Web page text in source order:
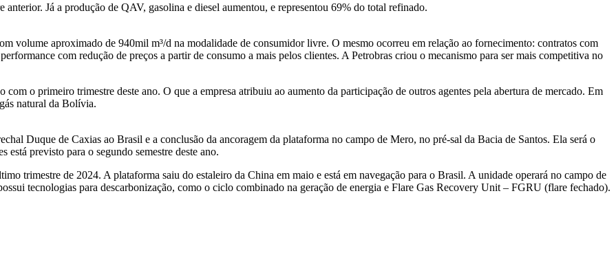
Já a produção de QAV, gasolina e diesel aumentou, e representou 69% do total refinado.
volume aproximado de 940mil m³/d na modalidade de consumidor livre. O mesmo ocorreu em relação ao fornecimento: contratos com
com redução de preços a partir de consumo a mais pelos clientes. A Petrobras criou o mecanismo para ser mais competitiva no
o primeiro trimestre deste ano. O que a empresa atribuiu ao aumento da participação de outros agentes pela abertura de mercado. Em
natural da Bolívia.
Duque de Caxias ao Brasil e a conclusão da ancoragem da plataforma no campo de Mero, no pré-sal da Bacia de Santos. Ela será o
previsto para o segundo semestre deste ano.
trimestre de 2024. A plataforma saiu do estaleiro da China em maio e está em navegação para o Brasil. A unidade operará no campo de
tecnologias para descarbonização, como o ciclo combinado na geração de energia e Flare Gas Recovery Unit – FGRU (flare fechado).